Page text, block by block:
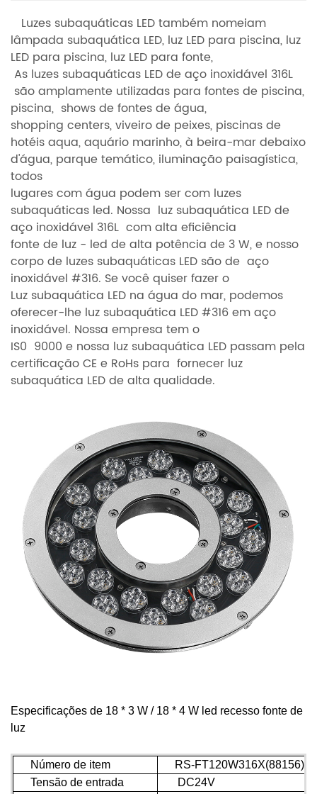
Luzes subaquáticas LED também nomeiam
lâmpada subaquática LED, luz LED para piscina, luz
LED para piscina, luz LED para fonte,
As luzes subaquáticas LED de aço inoxidável 316L
são amplamente utilizadas para fontes de piscina,
piscina, shows de fontes de água,
shopping centers, viveiro de peixes, piscinas de
hotéis aqua, aquário marinho, à beira-mar debaixo
d'água, parque temático, iluminação paisagística,
todos
lugares com água podem ser com luzes
subaquáticas led. Nossa luz subaquática LED de
aço inoxidável 316L com alta eficiência
fonte de luz - led de alta potência de 3 W, e nosso
corpo de luzes subaquáticas LED são de aço
inoxidável #316. Se você quiser fazer o
Luz subaquática LED na água do mar, podemos
oferecer-lhe luz subaquática LED #316 em aço
inoxidável. Nossa empresa tem o
IS0 9000 e nossa luz subaquática LED passam pela
certificação CE e RoHs para fornecer luz
subaquática LED de alta qualidade.
Especificações de 18 * 3 W / 18 * 4 W led recesso fonte de
luz
Número de item
RS-FT120W316X(88156)
Tensão de entrada
DC24V